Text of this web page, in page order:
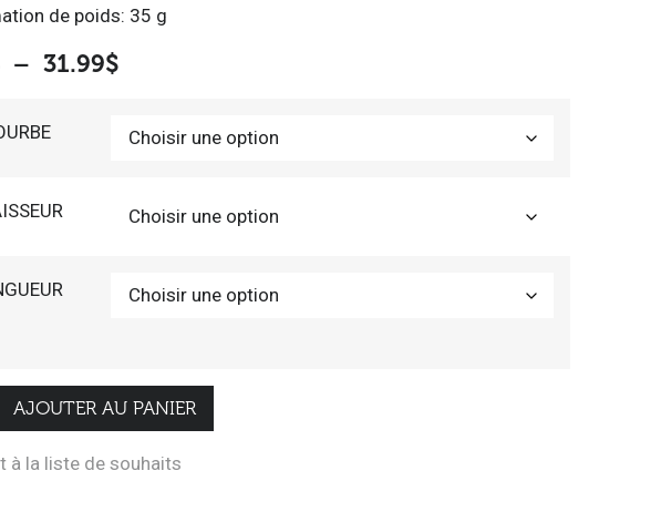
de poids: 35 g
– 31.99$
AJOUTER AU PANIER
à la liste de souhaits